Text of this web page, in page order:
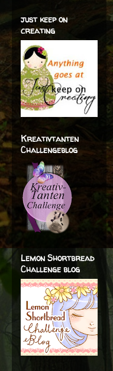
just keep on
creating
Kreativtanten
Challengeblog
Lemon Shortbread
Challenge blog